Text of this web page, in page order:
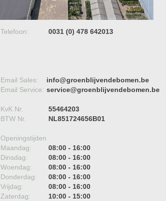
Telefoon: 0031 (0) 478 642013
Email Sales:
info@groenblijvendebomen.be
Email Service: service@groenblijvendebomen.be
KvK Nr.
55464203
BTW Nr.
NL851724656B01
Openingstijden
Maandag:
08:00 - 16:00
Dinsdag:
08:00 - 16:00
Woendag:
08:00 - 16:00
Donderdag:
08:00 - 16:00
Vrijdag:
08:00 - 16:00
Zaterdag:
10:00 - 15:00